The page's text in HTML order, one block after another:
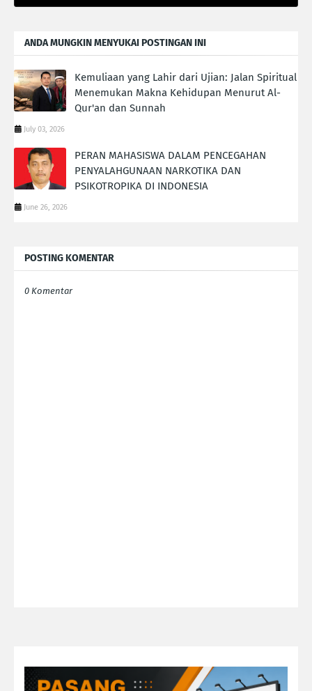
ANDA MUNGKIN MENYUKAI POSTINGAN INI
Kemuliaan yang Lahir dari Ujian: Jalan Spiritual
Menemukan Makna Kehidupan Menurut Al-
Qur'an dan Sunnah
July 03, 2026
PERAN MAHASISWA DALAM PENCEGAHAN
PENYALAHGUNAAN NARKOTIKA DAN
PSIKOTROPIKA DI INDONESIA
June 26, 2026
POSTING KOMENTAR
0 Komentar